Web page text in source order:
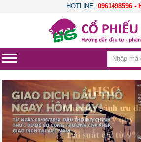
HOTLINE: 0961498596 -